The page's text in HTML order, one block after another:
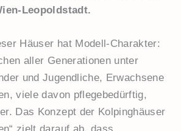
Leopoldstadt.
Häuser hat Modell-Charakter:
aller Generationen unter
und Jugendliche, Erwachsene
viele davon pflegebedürftig,
Das Konzept der Kolpinghäuser